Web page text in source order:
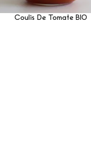
Coulis De Tomate BIO